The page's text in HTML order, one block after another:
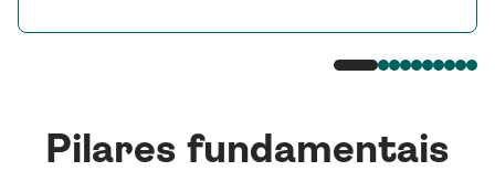
Pilares fundamentais